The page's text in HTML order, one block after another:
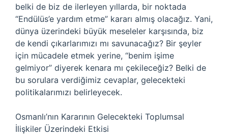
belki de biz de ilerleyen yıllarda, bir noktada
“Endülüs’e yardım etme” kararı almış olacağız. Yani,
dünya üzerindeki büyük meseleler karşısında, biz
de kendi çıkarlarımızı mı savunacağız? Bir şeyler
için mücadele etmek yerine, “benim işime
gelmiyor” diyerek kenara mı çekileceğiz? Belki de
bu sorulara verdiğimiz cevaplar, gelecekteki
politikalarımızı belirleyecek.
Osmanlı’nın Kararının Gelecekteki Toplumsal
İlişkiler Üzerindeki Etkisi